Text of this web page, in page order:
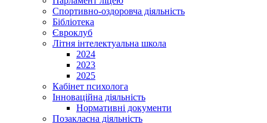
Спортивно-оздоровча діяльність
Бібліотека
Євроклуб
Літня інтелектуальна школа
2024
2023
2025
Кабінет психолога
Інноваційна діяльність
Нормативні документи
Позакласна діяльність